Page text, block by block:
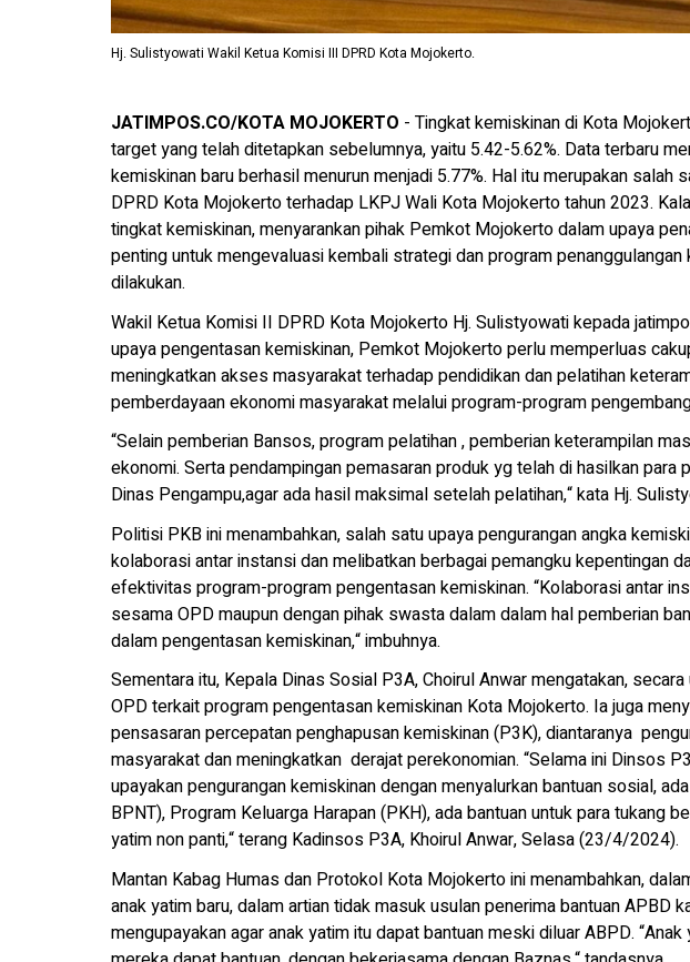
Hj. Sulistyowati Wakil Ketua Komisi III DPRD Kota Mojokerto.
JATIMPOS.CO/KOTA MOJOKERTO - Tingkat kemiskinan di Kota
target yang telah ditetapkan sebelumnya, yaitu 5.42-5.62%. Data terbaru
kemiskinan baru berhasil menurun menjadi 5.77%. Hal itu merupakan salah
DPRD Kota Mojokerto terhadap LKPJ Wali Kota Mojokerto tahun 2023.
tingkat kemiskinan, menyarankan pihak Pemkot Mojokerto dalam upaya
penting untuk mengevaluasi kembali strategi dan program
dilakukan.
Wakil Ketua Komisi II DPRD Kota Mojokerto Hj. Sulistyowati kepada
upaya pengentasan kemiskinan, Pemkot Mojokerto perlu memperluas
meningkatkan akses masyarakat terhadap pendidikan dan pelatihan
pemberdayaan ekonomi masyarakat melalui program-program
“Selain pemberian Bansos, program pelatihan , pemberian keterampilan
ekonomi. Serta pendampingan pemasaran produk yg telah di hasilkan para
Dinas Pengampu,agar ada hasil maksimal setelah pelatihan,“ kata Hj.
Politisi PKB ini menambahkan, salah satu upaya pengurangan angka
kolaborasi antar instansi dan melibatkan berbagai pemangku kepentingan
efektivitas program-program pengentasan kemiskinan. “Kolaborasi antar
sesama OPD maupun dengan pihak swasta dalam dalam hal pemberian
dalam pengentasan kemiskinan,“ imbuhnya.
Sementara itu, Kepala Dinas Sosial P3A, Choirul Anwar mengatakan,
OPD terkait program pengentasan kemiskinan Kota Mojokerto. Ia juga
pensasaran percepatan penghapusan kemiskinan (P3K), diantaranya
masyarakat dan meningkatkan derajat perekonomian. “Selama ini Dinsos
upayakan pengurangan kemiskinan dengan menyalurkan bantuan sosial,
BPNT), Program Keluarga Harapan (PKH), ada bantuan untuk para tukang
yatim non panti,“ terang Kadinsos P3A, Khoirul Anwar, Selasa (23/4/2024).
Mantan Kabag Humas dan Protokol Kota Mojokerto ini menambahkan,
anak yatim baru, dalam artian tidak masuk usulan penerima bantuan APBD
mengupayakan agar anak yatim itu dapat bantuan meski diluar ABPD.